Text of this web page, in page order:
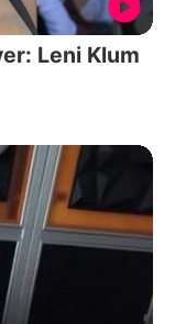
Leni Klum